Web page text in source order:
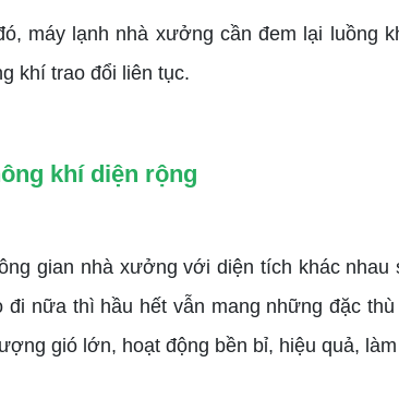
máy lạnh nhà xưởng cần đem lại luồng
khí trao đổi liên tục.
khí diện rộng
gian nhà xưởng với diện tích khác nhau
đi nữa thì hầu hết vẫn mang những đặc
gió lớn, hoạt động bền bỉ, hiệu quả,